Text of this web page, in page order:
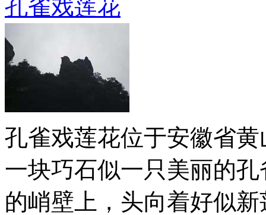
孔雀戏莲花
孔雀戏莲花位于安徽省
一块巧石似一只美丽的
的峭壁上，头向着好似